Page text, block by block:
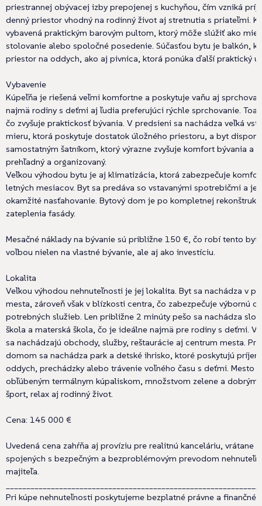
priestrannej obývacej izby prepojenej s kuchyňou, čím vzniká
denný priestor vhodný na rodinný život aj stretnutia s priateľmi.
vybavená praktickým barovým pultom, ktorý môže slúžiť ako
stolovanie alebo spoločné posedenie. Súčasťou bytu je balkón,
priestor na oddych, ako aj pivnica, ktorá ponúka ďalší praktický
Vybavenie
Kúpeľňa je riešená veľmi komfortne a poskytuje vaňu aj
najmä rodiny s deťmi aj ľudia preferujúci rýchle sprchovanie.
čo zvyšuje praktickosť bývania. V predsieni sa nachádza veľká
mieru, ktorá poskytuje dostatok úložného priestoru, a byt
samostatným šatníkom, ktorý výrazne zvyšuje komfort bývania a
prehľadný a organizovaný.
Veľkou výhodou bytu je aj klimatizácia, ktorá zabezpečuje
letných mesiacov. Byt sa predáva so vstavanými spotrebičmi a je
okamžité nasťahovanie. Bytový dom je po kompletnej
zateplenia fasády.
Mesačné náklady na bývanie sú približne 150 €, čo robí tento byt
voľbou nielen na vlastné bývanie, ale aj ako investíciu.
Lokalita
Veľkou výhodou nehnuteľnosti je jej lokalita. Byt sa nachádza v
mesta, zároveň však v blízkosti centra, čo zabezpečuje výbornú
potrebných služieb. Len približne 2 minúty pešo sa nachádza
škola a materská škola, čo je ideálne najmä pre rodiny s deťmi. V
sa nachádzajú obchody, služby, reštaurácie aj centrum mesta.
domom sa nachádza park a detské ihrisko, ktoré poskytujú
oddych, prechádzky alebo trávenie voľného času s deťmi. Mesto
obľúbeným termálnym kúpaliskom, množstvom zelene a
šport, relax aj rodinný život.
Cena: 145 000 €
Uvedená cena zahŕňa aj províziu pre realitnú kanceláriu, vrátane
spojených s bezpečným a bezproblémovým prevodom
majiteľa.
Pri kúpe nehnuteľnosti poskytujeme bezplatné právne a finančné